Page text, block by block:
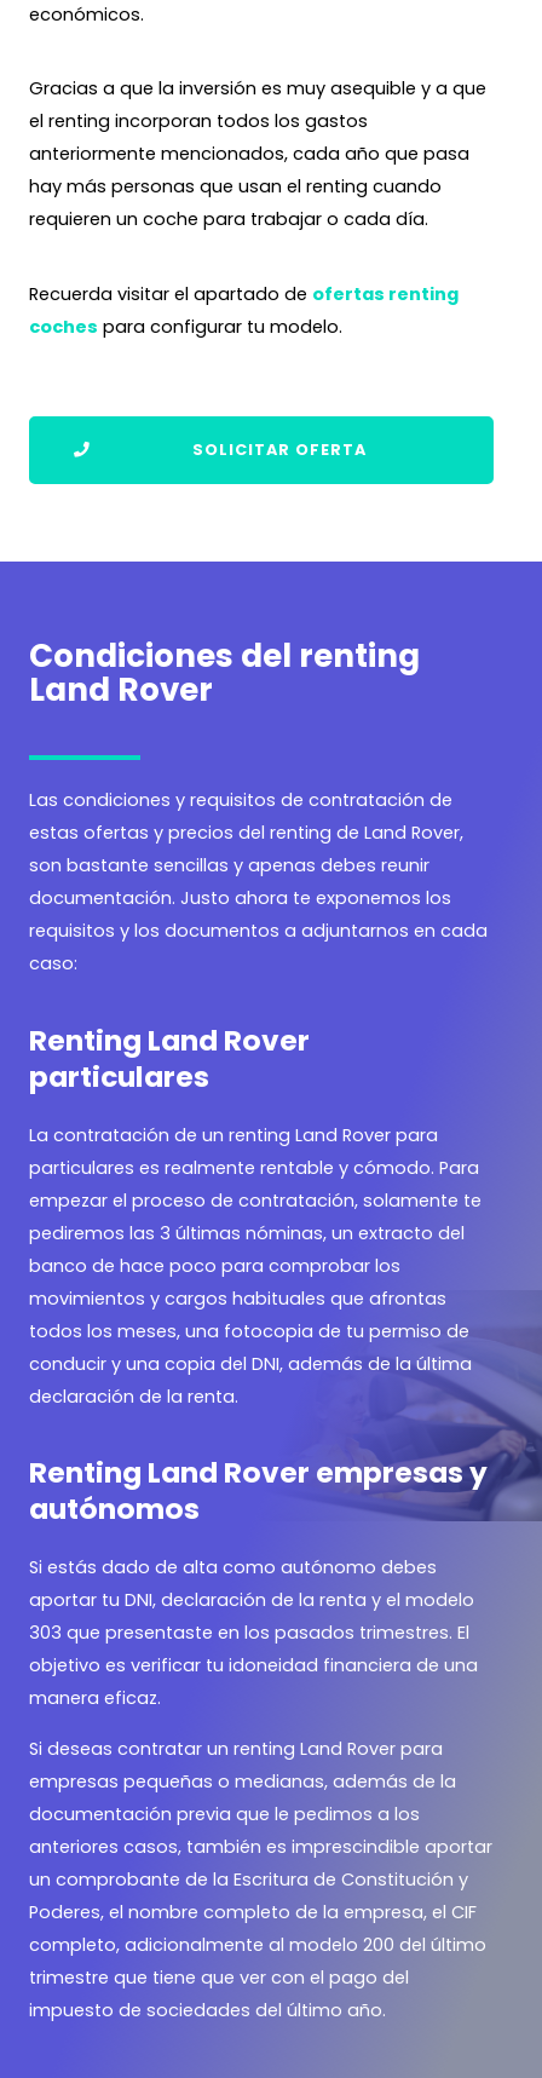
económicos.
Gracias a que la inversión es muy asequible y a que
el renting incorporan todos los gastos
anteriormente mencionados, cada año que pasa
hay más personas que usan el renting cuando
requieren un coche para trabajar o cada día.
Recuerda visitar el apartado de ofertas renting
coches para configurar tu modelo.
SOLICITAR OFERTA
Condiciones del renting
Land Rover
Las condiciones y requisitos de contratación de
estas ofertas y precios del renting de Land Rover,
son bastante sencillas y apenas debes reunir
documentación. Justo ahora te exponemos los
requisitos y los documentos a adjuntarnos en cada
caso:
Renting Land Rover
particulares
La contratación de un renting Land Rover para
particulares es realmente rentable y cómodo. Para
empezar el proceso de contratación, solamente te
pediremos las 3 últimas nóminas, un extracto del
banco de hace poco para comprobar los
movimientos y cargos habituales que afrontas
todos los meses, una fotocopia de tu permiso de
conducir y una copia del DNI, además de la última
declaración de la renta.
Renting Land Rover empresas y
autónomos
Si estás dado de alta como autónomo debes
aportar tu DNI, declaración de la renta y el modelo
303 que presentaste en los pasados trimestres. El
objetivo es verificar tu idoneidad financiera de una
manera eficaz.
Si deseas contratar un renting Land Rover para
empresas pequeñas o medianas, además de la
documentación previa que le pedimos a los
anteriores casos, también es imprescindible aportar
un comprobante de la Escritura de Constitución y
Poderes, el nombre completo de la empresa, el CIF
completo, adicionalmente al modelo 200 del último
trimestre que tiene que ver con el pago del
impuesto de sociedades del último año.